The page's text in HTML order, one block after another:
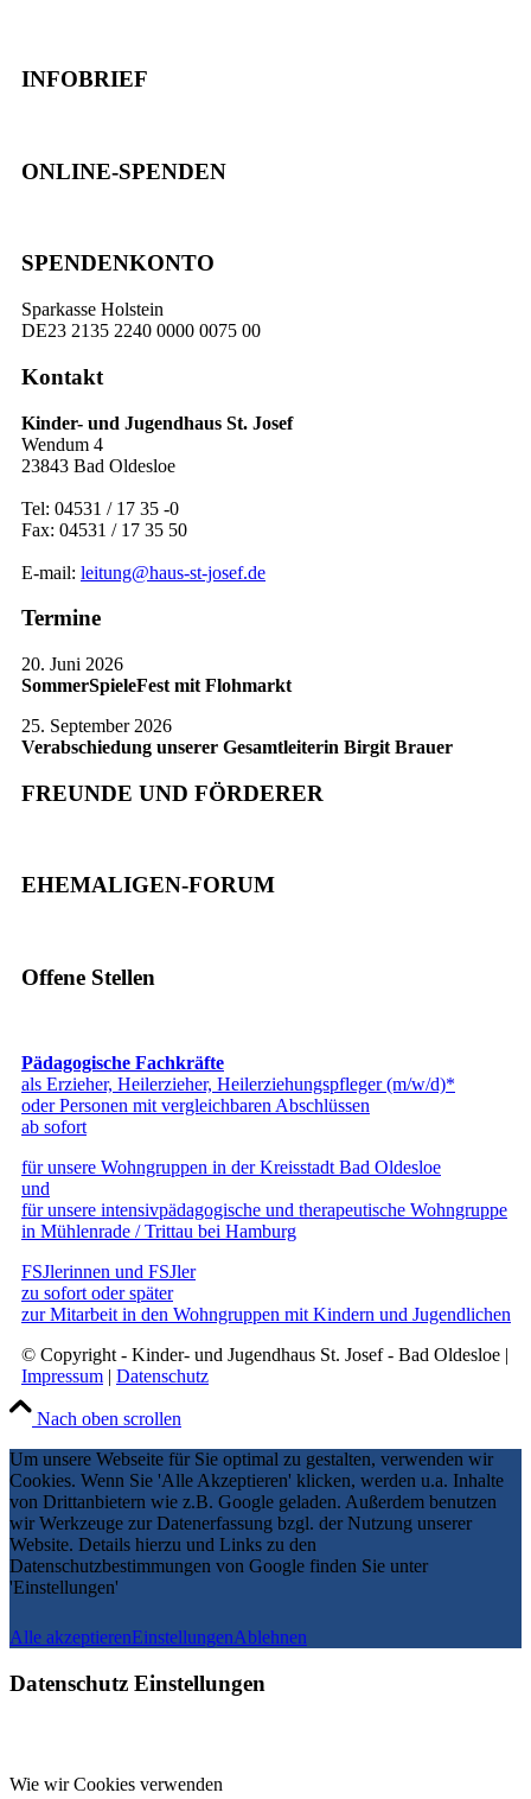
INFOBRIEF
ONLINE-SPENDEN
SPENDENKONTO
Sparkasse Holstein
DE23 2135 2240 0000 0075 00
Kontakt
Kinder- und Jugendhaus St. Josef
Wendum 4
23843 Bad Oldesloe
Tel: 04531 / 17 35 -0
Fax: 04531 / 17 35 50
E-mail: leitung@haus-st-josef.de
Termine
20. Juni 2026
SommerSpieleFest mit Flohmarkt
25. September 2026
Verabschiedung unserer Gesamtleiterin Birgit Brauer
FREUNDE UND FÖRDERER
EHEMALIGEN-FORUM
Offene Stellen
Pädagogische Fachkräfte
als Erzieher, Heilerzieher, Heilerziehungspfleger (m/w/d)*
oder Personen mit vergleichbaren Abschlüssen
ab sofort
für unsere Wohngruppen in der Kreisstadt Bad Oldesloe
und
für unsere intensivpädagogische und therapeutische Wohngruppe
in Mühlenrade / Trittau bei Hamburg
FSJlerinnen und FSJler
zu sofort oder später
zur Mitarbeit in den Wohngruppen mit Kindern und Jugendlichen
© Copyright - Kinder- und Jugendhaus St. Josef - Bad Oldesloe |
Impressum | Datenschutz
Nach oben scrollen
Um unsere Webseite für Sie optimal zu gestalten, verwenden wir
Cookies. Wenn Sie 'Alle Akzeptieren' klicken, werden u.a. Inhalte
von Drittanbietern wie z.B. Google geladen. Außerdem benutzen
wir Werkzeuge zur Datenerfassung bzgl. der Nutzung unserer
Website. Details hierzu und Links zu den
Datenschutzbestimmungen von Google finden Sie unter
'Einstellungen'
Alle akzeptierenEinstellungenAblehnen
Datenschutz Einstellungen
Wie wir Cookies verwenden